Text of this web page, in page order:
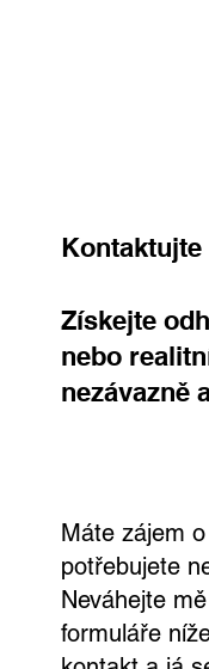
Kontaktujte
Získejte
nebo
nezávazně
Máte zájem
potřebujete
Neváhejte
formuláře